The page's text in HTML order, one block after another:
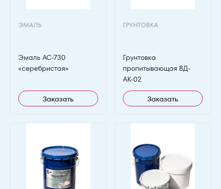
ЭМАЛЬ
Эмаль АС-730
«серебристая»
Заказать
ГРУНТОВКА
Грунтовка
пропитывающая ВД-
АК-02
Заказать